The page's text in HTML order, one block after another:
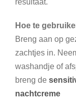
Hoe te
Breng aan op
zachtjes in.
washandje of
breng de
nachtcreme